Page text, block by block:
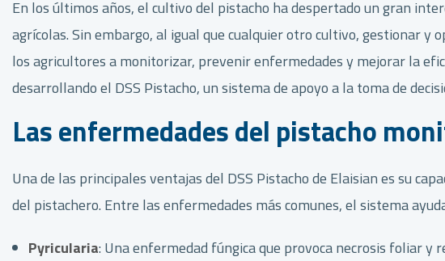
En los últimos años, el cultivo del pistacho ha despertado un gran
agrícolas. Sin embargo, al igual que cualquier otro cultivo, gestionar
los agricultores a monitorizar, prevenir enfermedades y mejorar la
desarrollando el DSS Pistacho, un sistema de apoyo a la toma de
Las enfermedades del pistacho
Una de las principales ventajas del DSS Pistacho de Elaisian es su
del pistachero. Entre las enfermedades más comunes, el sistema
Pyricularia: Una enfermedad fúngica que provoca necrosis foliar